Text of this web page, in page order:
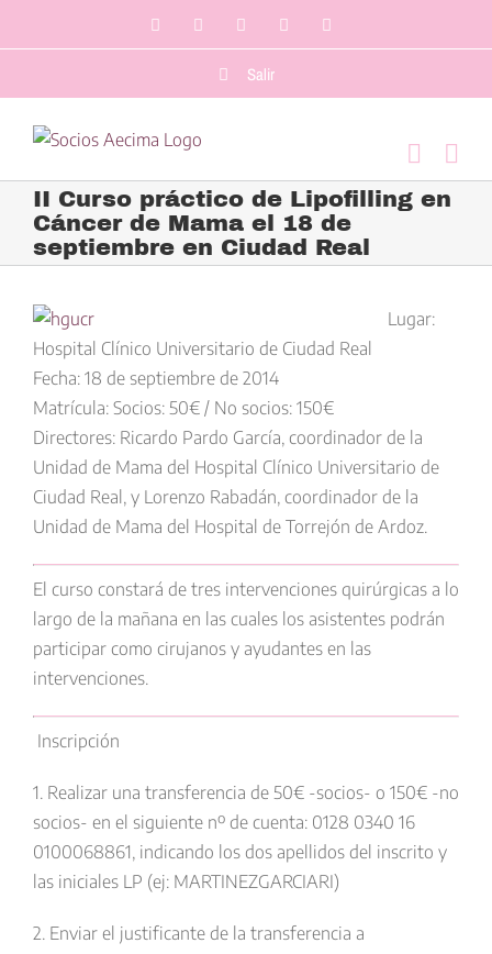
al
FacebookLinkedInTwitterYouTubeCorreo
Salir
II Curso práctico de Lipofilling en
Cáncer de Mama el 18 de
septiembre en Ciudad Real
imagen
más
grande
Lugar:
Hospital Clínico Universitario de Ciudad Real
Fecha: 18 de septiembre de 2014
Matrícula: Socios: 50€ / No socios: 150€
Directores: Ricardo Pardo García, coordinador de la
Unidad de Mama del Hospital Clínico Universitario de
Ciudad Real, y Lorenzo Rabadán, coordinador de la
Unidad de Mama del Hospital de Torrejón de Ardoz.
El curso constará de tres intervenciones quirúrgicas a lo
largo de la mañana en las cuales los asistentes podrán
participar como cirujanos y ayudantes en las
intervenciones.
Inscripción
1. Realizar una transferencia de 50€ -socios- o 150€ -no
socios- en el siguiente nº de cuenta: 0128 0340 16
0100068861, indicando los dos apellidos del inscrito y
las iniciales LP (ej: MARTINEZGARCIARI)
2. Enviar el justificante de la transferencia a